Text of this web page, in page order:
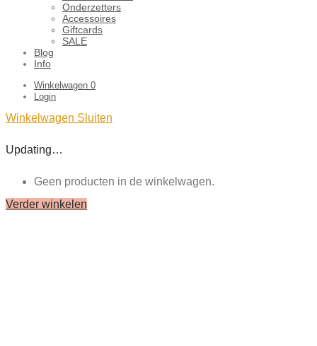
Onderzetters
Accessoires
Giftcards
SALE
Blog
Info
Winkelwagen 0
Login
Winkelwagen Sluiten
Updating…
Geen producten in de winkelwagen.
Verder winkelen